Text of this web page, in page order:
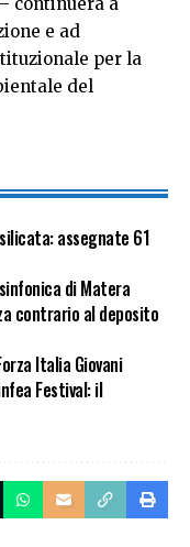
e ad
per la
del
assegnate 61
di Matera
contrario al deposito
Italia Giovani
Festival: il